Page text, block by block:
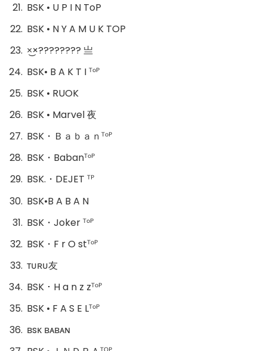
BSK • U P I N ToP
BSK • N Y A M U K TOP
×͜×ㅤ?????ㅤ??? 亗
BSK• B A K T I ᵀᵒᴾ
BSK • RUOK
BSK • Marvel 夜
BSK・Ｂａｂａｎᵀᵒᴾ
BSK・Babanᵀᵒᴾ
BSK.・DEJET ᵀᴾ
BSK•B A B A N
BSK・Joker ᵀᵒᴾ
BSK・F r O stᵀᵒᴾ
ᴛᴜʀᴜ友
BSK ･ H a n z zᵀᵒᴾ
BSK • F A S E Lᵀᵒᴾ
ʙsᴋ ʙᴀʙᴀɴ